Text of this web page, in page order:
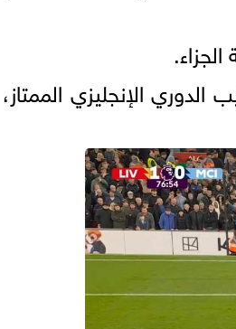
34 في المركز الأول في ترتيب الدوري